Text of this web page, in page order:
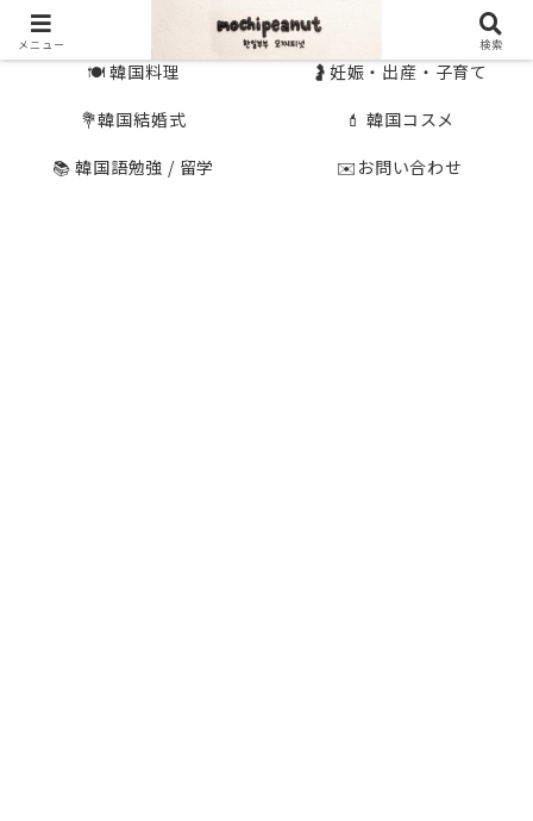
🍽 韓国料理
🤰妊娠・出産・子育て
💐韓国結婚式
💄 韓国コスメ
📚 韓国語勉強 / 留学
✉️お問い合わせ
メニュー 検索